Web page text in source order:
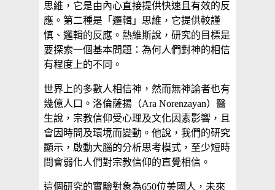
思維，它是由內心直接提供快速且有效的反
應。第二種是「邏輯」思維，它提供較謹
慎、邏輯的反應。熱維斯說，研究的目標是
要探索一個基本問題：為何人們對神的相信
有程度上的不同。
世界上的多數人相信神，然而無神論者也有
幾億人口。洛倫薩揚（Ara Norenzayan）醫
生說，宗教信仰受心理及文化因素影響，且
會因時間及環境而變動。他說，我們的研究
顯示，啟動大腦的分析思考模式，至少短時
間會弱化人們對宗教信仰的直覺相信。
這個研究的實驗對象為650位美國人，未來